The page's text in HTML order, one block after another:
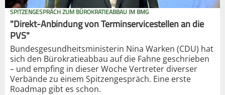
SPITZENGESPRÄCH ZUM BÜROKRATIEABBAU IM BMG
"Direkt-Anbindung von Terminservicestellen an die
PVS"
Bundesgesundheitsministerin Nina Warken (CDU) hat
sich den Bürokratieabbau auf die Fahne geschrieben
– und empfing in dieser Woche Vertreter diverser
Verbände zu einem Spitzengespräch. Eine erste
Roadmap gibt es schon.